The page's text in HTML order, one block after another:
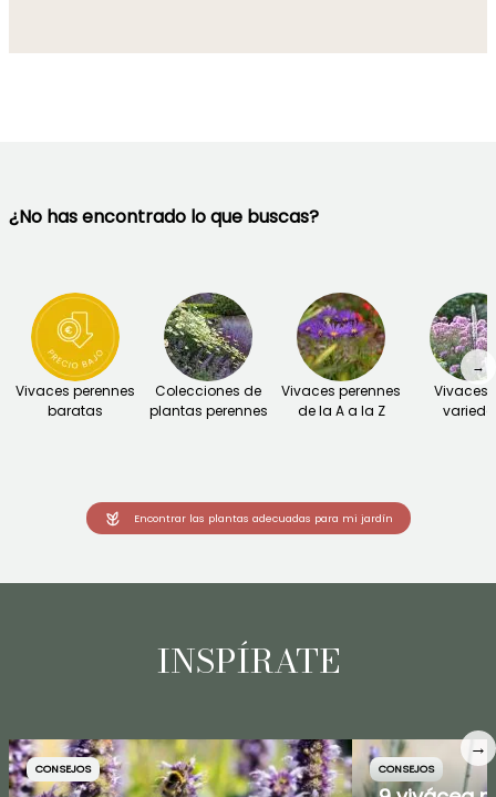
¿No has encontrado lo que buscas?
Vivaces perennes
baratas
Colecciones de
plantas perennes
Vivaces perennes
de la A a la Z
Vivaces
→
Encontrar las plantas adecuadas para mi jardín
INSPÍRATE
CONSEJOS CONSEJOS
→